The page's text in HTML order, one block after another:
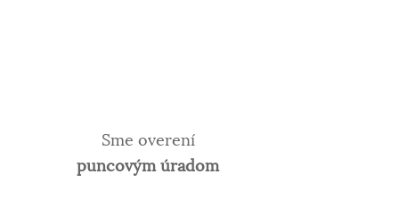
Sme overení
puncovým úradom